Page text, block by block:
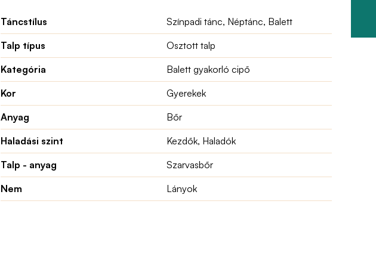
Táncstílus
Színpadi tánc, Néptánc, Balett
Talp típus
Osztott talp
Kategória
Balett gyakorló cipő
Kor
Gyerekek
Anyag
Bőr
Haladási szint
Kezdők, Haladók
Talp - anyag
Szarvasbőr
Nem
Lányok